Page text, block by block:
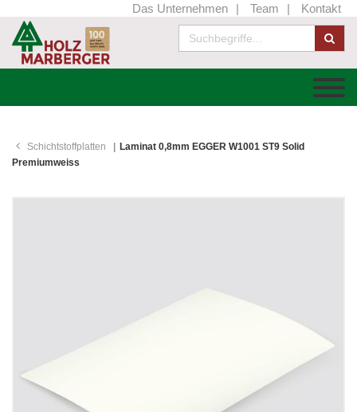
Das Unternehmen Team Kontakt
Schichtstoffplatten
Laminat 0,8mm EGGER W1001 ST9 Solid
Premiumweiss